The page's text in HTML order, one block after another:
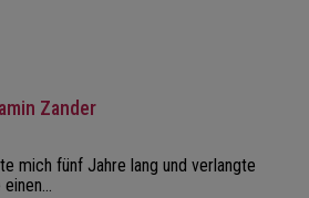
Zander
mich fünf Jahre lang und verlangte
einen…